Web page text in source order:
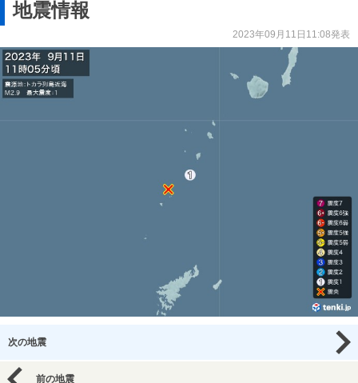
地震情報
2023年09月11日11:08発表
次の地震
前の地震